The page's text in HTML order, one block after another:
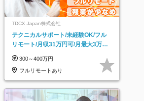
TDCX Japan株式会社
テクニカルサポート/未経験OK/フル
リモート/月収31万円可/月最大3万の
300～400万円
フルリモートあり